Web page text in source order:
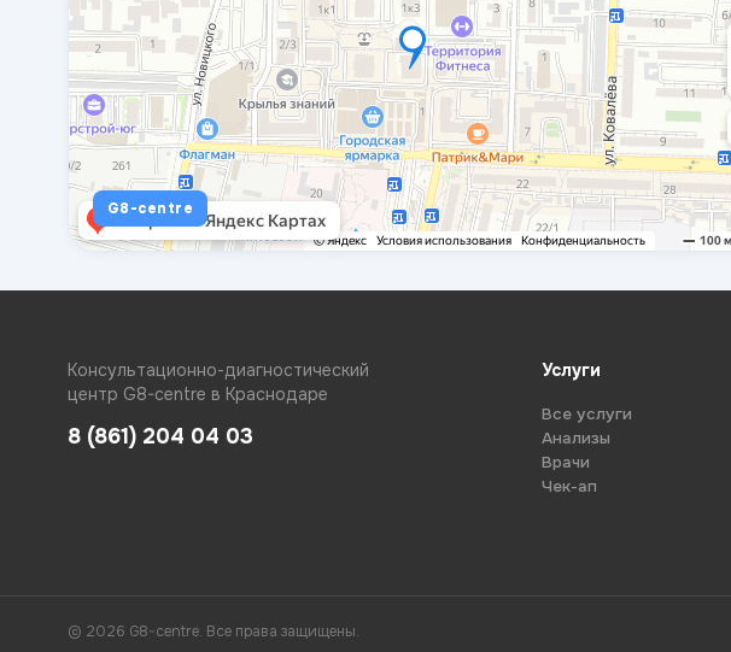
G8-centre
Консультационно-диагностический
центр G8-centre в Краснодаре
8 (861) 204 04 03
Услуги
Все услуги
Анализы
Врачи
Чек-ап
© 2026 G8-centre. Все права защищены.